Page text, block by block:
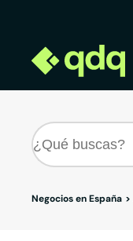
Negocios en España